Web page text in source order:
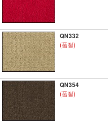
QN332
(품절)
QN354
(품절)